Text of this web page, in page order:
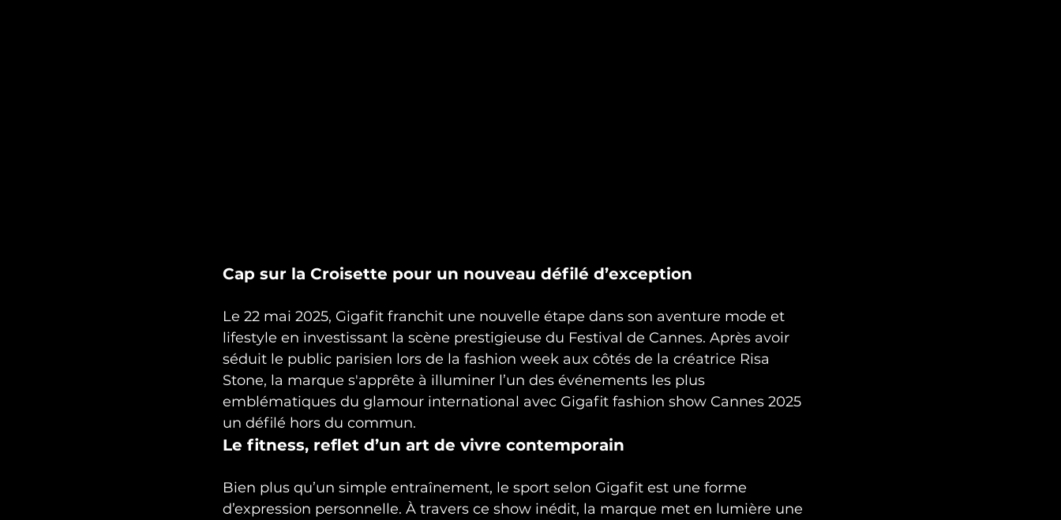
Cap sur la Croisette pour un nouveau défilé d’exception
Le 22 mai 2025, Gigafit franchit une nouvelle étape dans son aventure mode et
lifestyle en investissant la scène prestigieuse du Festival de Cannes. Après avoir
séduit le public parisien lors de la fashion week aux côtés de la créatrice Risa
Stone, la marque s'apprête à illuminer l’un des événements les plus
emblématiques du glamour international avec Gigafit fashion show Cannes 2025
un défilé hors du commun.
Le fitness, reflet d’un art de vivre contemporain
Bien plus qu’un simple entraînement, le sport selon Gigafit est une forme
d’expression personnelle. À travers ce show inédit, la marque met en lumière une